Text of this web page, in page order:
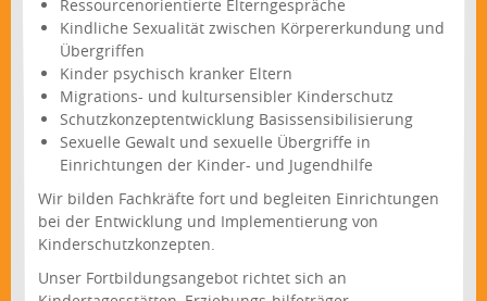
Ressourcenorientierte Elterngespräche
Kindliche Sexualität zwischen Körpererkundung und
Übergriffen
Kinder psychisch kranker Eltern
Migrations- und kultursensibler Kinderschutz
Schutzkonzeptentwicklung Basissensibilisierung
Sexuelle Gewalt und sexuelle Übergriffe in
Einrichtungen der Kinder- und Jugendhilfe
Wir bilden Fachkräfte fort und begleiten Einrichtungen
bei der Entwicklung und Implementierung von
Kinderschutzkonzepten.
Unser Fortbildungsangebot richtet sich an